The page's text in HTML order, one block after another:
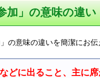
加」の意味の違い
の意味の違いを簡潔にお伝
どに出ること、主に